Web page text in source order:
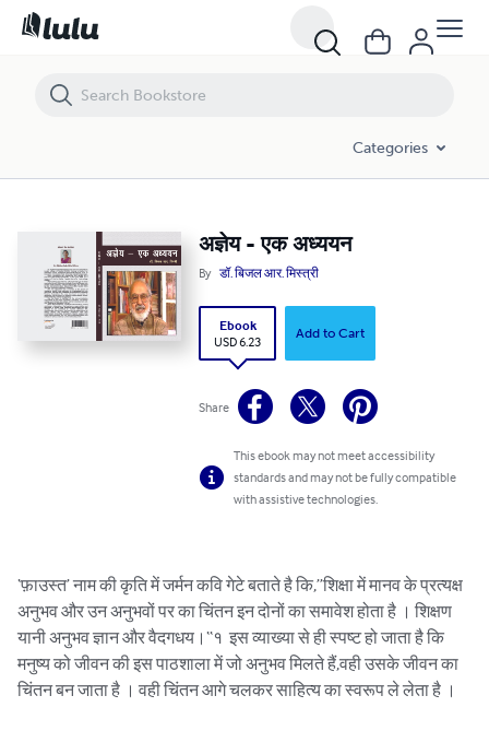
Categories
अज्ञेय - एक अध्ययन
By डॉ. बिजल आर. मिस्त्री
Ebook
USD 6.23
Add to Cart
Share
This ebook may not meet accessibility
standards and may not be fully compatible
with assistive technologies.
‘फ़ाउस्त’ नाम की कृति में जर्मन कवि गेटे बताते है कि,”शिक्षा में मानव के प्रत्यक्ष
अनुभव और उन अनुभवों पर का चिंतन इन दोनों का समावेश होता है । शिक्षण
यानी अनुभव ज्ञान और वैदगधय।“१  इस व्याख्या से ही स्पष्ट हो जाता है कि
मनुष्य को जीवन की इस पाठशाला में जो अनुभव मिलते हैं,वही उसके जीवन का
चिंतन बन जाता है । वही चिंतन आगे चलकर साहित्य का स्वरूप ले लेता है ।
अज्ञेय - एक अध्ययन